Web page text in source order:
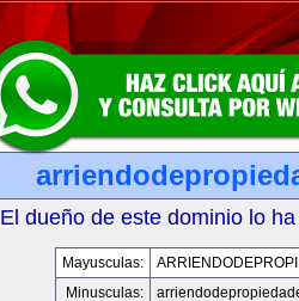
El dueño de este dominio lo
Mayusculas:
Minusculas: